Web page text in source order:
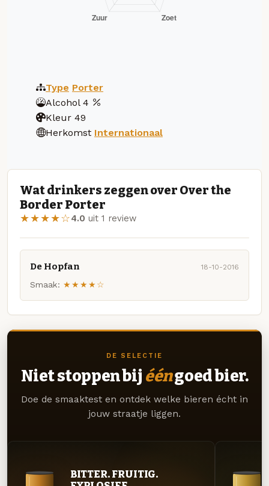
Type Porter
Alcohol 4
Kleur 49
Herkomst Internationaal
Wat drinkers zeggen over Over the
Border Porter
★★★★☆4.0 uit 1 review
De Hopfan 18-10-2016
Smaak: ★★★★☆
DE SELECTIE
Niet stoppen bij ééngoed bier.
Doe de smaaktest en ontdek welke bieren écht in
jouw straatje liggen.
BITTER. FRUITIG.